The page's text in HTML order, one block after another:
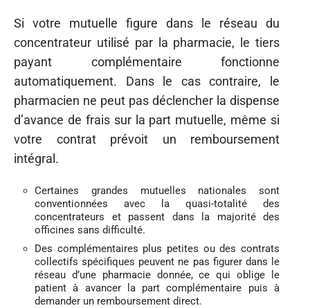
Si votre mutuelle figure dans le réseau du
concentrateur utilisé par la pharmacie, le tiers
payant complémentaire fonctionne
automatiquement. Dans le cas contraire, le
pharmacien ne peut pas déclencher la dispense
d’avance de frais sur la part mutuelle, même si
votre contrat prévoit un remboursement
intégral.
Certaines grandes mutuelles nationales sont
conventionnées avec la quasi-totalité des
concentrateurs et passent dans la majorité des
officines sans difficulté.
Des complémentaires plus petites ou des contrats
collectifs spécifiques peuvent ne pas figurer dans le
réseau d’une pharmacie donnée, ce qui oblige le
patient à avancer la part complémentaire puis à
demander un remboursement direct.